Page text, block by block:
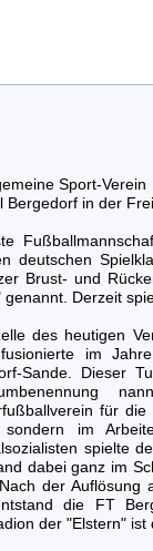
Sport-
Bergedorf in der
deutschen
Brust- und
genannt. Derzeit
des heutigen
im
Sande. Dieser
für
im
spielte
dabei ganz im
der Auflösung
die FT
der "Elstern"